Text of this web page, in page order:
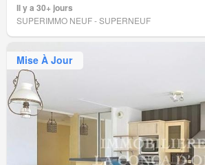
Il y a 30+ jours
SUPERIMMO NEUF - SUPERNEUF
Mise À Jour